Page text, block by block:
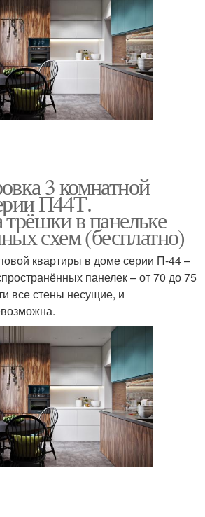
3 комнатной
П44Т.
в панельке
схем (бесплатно)
квартиры в доме серии П-44 –
панелек – от 70 до 75
все стены несущие, и